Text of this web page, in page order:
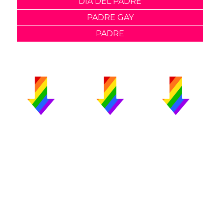
PADRE GAY
PADRE